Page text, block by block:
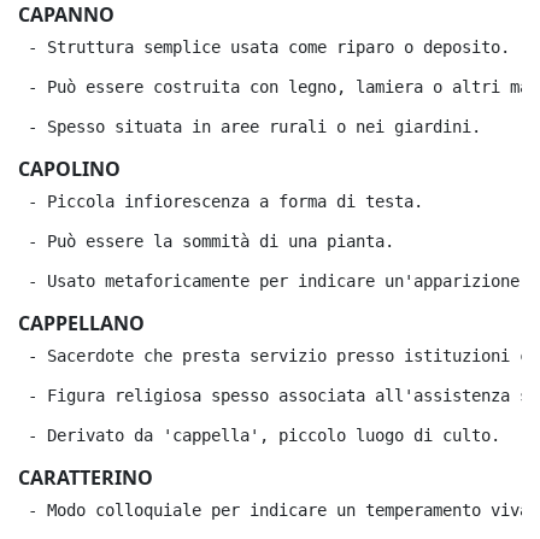
CAPANNO
- Struttura semplice usata come riparo o deposito.
- Può essere costruita con legno, lamiera o altri
- Spesso situata in aree rurali o nei giardini.
CAPOLINO
- Piccola infiorescenza a forma di testa.
- Può essere la sommità di una pianta.
- Usato metaforicamente per indicare un'apparizione.
CAPPELLANO
- Sacerdote che presta servizio presso istituzioni
- Figura religiosa spesso associata all'assistenza
- Derivato da 'cappella', piccolo luogo di culto.
CARATTERINO
- Modo colloquiale per indicare un temperamento